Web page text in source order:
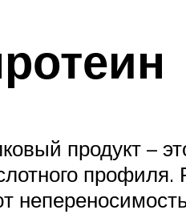
продукт –
профиля.